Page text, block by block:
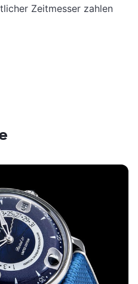
Zeitmesser zahlen